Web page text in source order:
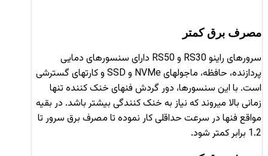
مصرف برق کمتر
سرورهای راینو RS30‌ و RS50 دارای سنسورهای دمایی
پردازنده، حافظه، ماجولهای NVMe و SSD و کارتهای گسترشی
است. با این سنسورها، دور گردش فنهای خنک کننده تنها
زمانی بالا میروند که نیاز به خنک کنندگی بیشتر باشد. در بقیه
مواقع فنها در سرعت حداقلی کار نموده تا مصرف برق سرور تا
1.2 برابر کمتر شود.